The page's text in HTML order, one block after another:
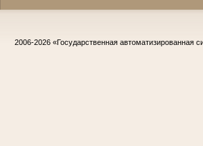
2006-2026 «Государственная автоматизированная